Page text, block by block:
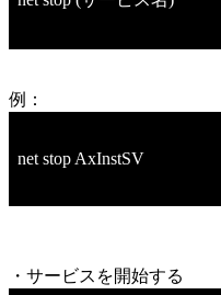
例：
net stop AxInstSV
・サービスを開始する